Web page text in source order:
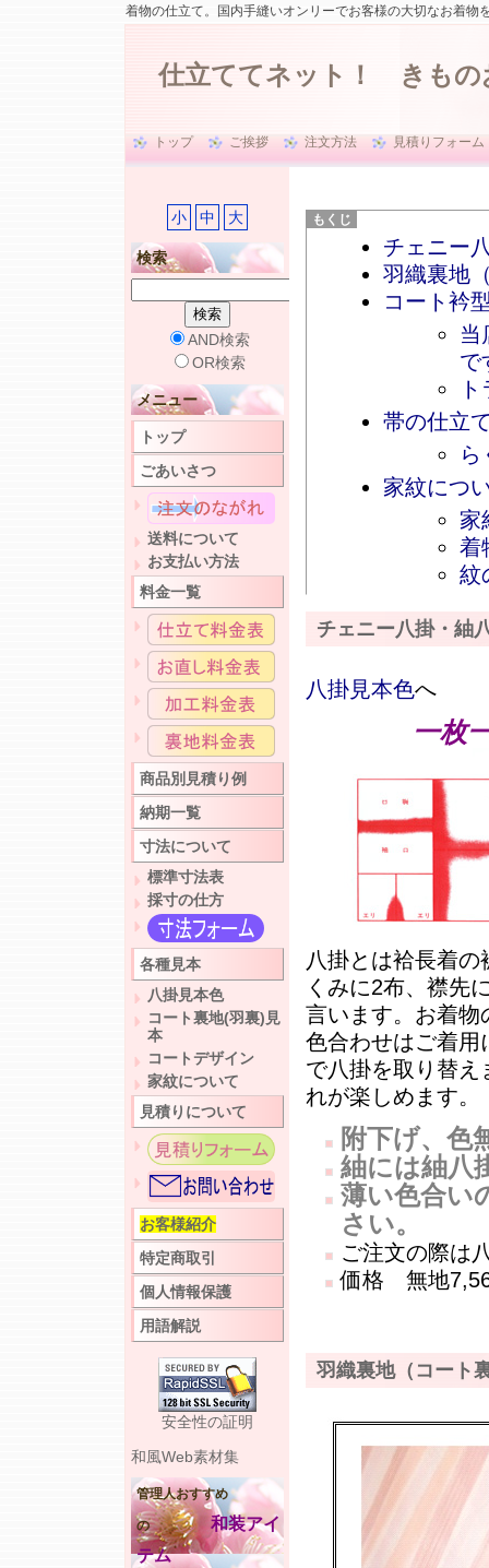
着物の仕立て。国内手縫いオンリーでお客様の大切なお着物
仕立ててネット！ きもの
トップ ご挨拶 注文方法 見積りフォーム
チェニー
羽織裏地
コート衿
当
で
帯の仕立
ら
家紋につ
家
着
紋
チェニー八掛・紬
八掛見本色へ
一枚
八掛とは袷長着
くみに2布、襟先
言います。お着物
色合わせはご着用
で八掛を取り替
れが楽しめます。
附下げ、色
紬には紬八
薄い色合い
さい。
ご注文の際は
価格 無地
羽織裏地（コート
小 中 大
検索
AND検索
OR検索
メニュー
トップ
ごあいさつ
送料について
お支払い方法
料金一覧
商品別見積り例
納期一覧
寸法について
標準寸法表
採寸の仕方
各種見本
八掛見本色
コート裏地(羽裏)見
本
コートデザイン
家紋について
見積りについて
お客様紹介
特定商取引
個人情報保護
用語解説
安全性の証明
和風Web素材集
管理人おすすめ
の
和装アイ
テム